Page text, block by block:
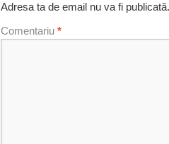
Adresa ta de email nu va fi publicată.
Comentariu *